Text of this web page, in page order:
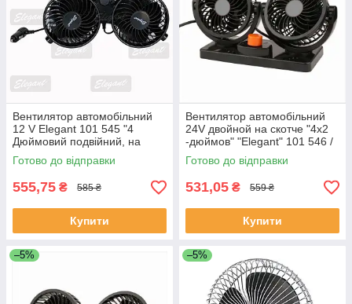
Вентилятор автомобільний
12 V Elegant 101 545 "4
Дюймовий подвійний, на
скотчі
Готово до відправки
555,75 ₴ 585 ₴
Купити
Вентилятор автомобільний
24V двойной на скотче "4x2
-дюймов" "Elegant" 101 546 /
два режима
Готово до відправки
531,05 ₴ 559 ₴
Купити
–5% –5%